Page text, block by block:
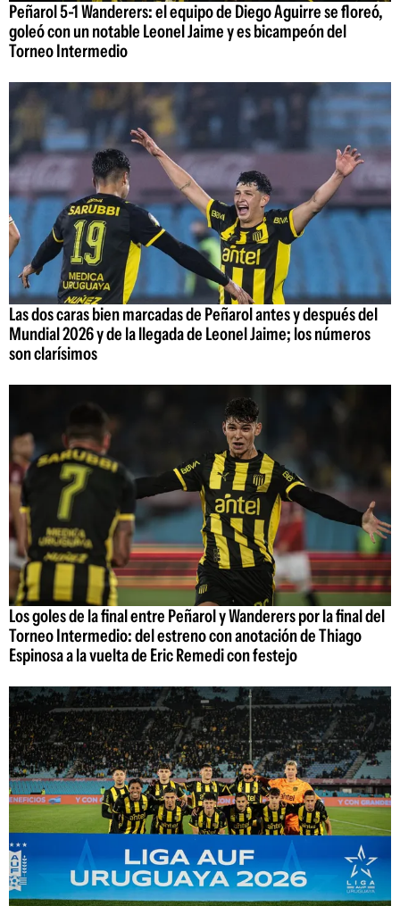
Peñarol 5-1 Wanderers: el equipo de Diego Aguirre se floreó,
goleó con un notable Leonel Jaime y es bicampeón del
Torneo Intermedio
Las dos caras bien marcadas de Peñarol antes y después del
Mundial 2026 y de la llegada de Leonel Jaime; los números
son clarísimos
Los goles de la final entre Peñarol y Wanderers por la final del
Torneo Intermedio: del estreno con anotación de Thiago
Espinosa a la vuelta de Eric Remedi con festejo